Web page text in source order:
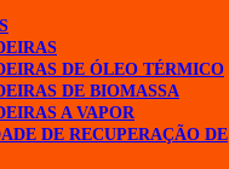
DE ÓLEO TÉRMICO
DE BIOMASSA
A VAPOR
DE RECUPERAÇÃO DE